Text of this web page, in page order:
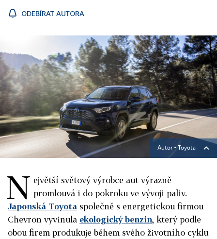
ODEBÍRAT AUTORA
Autor ▪ Toyota
N ejvětší světový výrobce aut výrazně
promlouvá i do pokroku ve vývoji paliv.
Japonská Toyota společně s energetickou firmou
Chevron vyvinula ekologický benzin, který podle
obou firem produkuje během svého životního cyklu